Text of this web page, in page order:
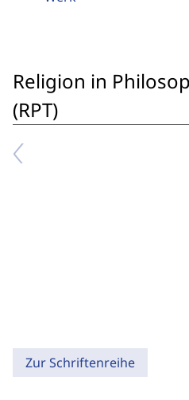
Religion in
(RPT)
Zur Schriftenreihe